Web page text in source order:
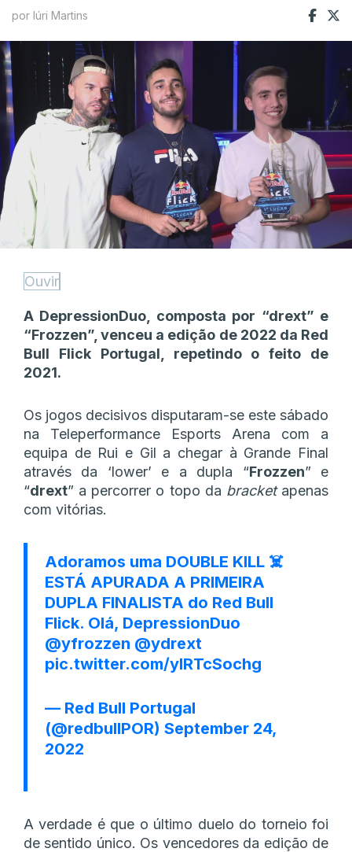
por Iúri Martins
Ouvir
A DepressionDuo, composta por “drext” e
“Frozzen”, venceu a edição de 2022 da Red
Bull Flick Portugal, repetindo o feito de
2021.
Os jogos decisivos disputaram-se este sábado
na Teleperformance Esports Arena com a
equipa de Rui e Gil a chegar à Grande Final
através da ‘lower’ e a dupla “Frozzen” e
“drext” a percorrer o topo da bracket apenas
com vitórias.
Adoramos uma DOUBLE KILL ☠️
ESTÁ APURADA A PRIMEIRA
DUPLA FINALISTA do Red Bull
Flick. Olá, DepressionDuo
@yfrozzen @ydrext
pic.twitter.com/yIRTcSochg
— Red Bull Portugal
(@redbullPOR) September 24,
2022
A verdade é que o último duelo do torneio foi
de sentido único. Os vencedores da edição de